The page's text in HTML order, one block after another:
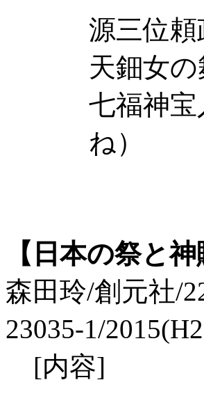
源三位
天鈿女
七福神
ね）
【日本の祭と神
森田玲/創元社/
23035-1/
[内容]